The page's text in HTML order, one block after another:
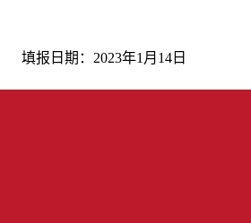
填报日期： 2023年1 月 14日